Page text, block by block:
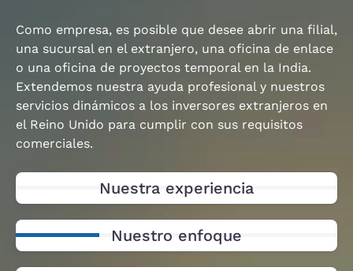
Como empresa, es posible que desee abrir una filial,
una sucursal en el extranjero, una oficina de enlace
o una oficina de proyectos temporal en la India.
Extendemos nuestra ayuda profesional y nuestros
servicios dinámicos a los inversores extranjeros en
el Reino Unido para cumplir con sus requisitos
comerciales.
Nuestra experiencia
Nuestro enfoque